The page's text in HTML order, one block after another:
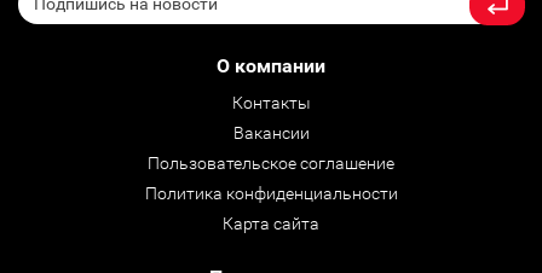
О компании
Контакты
Вакансии
Пользовательское соглашение
Политика конфиденциальности
Карта сайта